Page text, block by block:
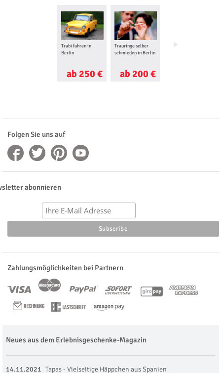
Trabi fahren in
Berlin
ab 250 €
Trauringe selber
schmieden in Berlin
ab 200 €
Geländewagen
Folgen Sie uns auf
abonnieren
Zahlungsmöglichkeiten bei Partnern
Neues aus dem Erlebnisgeschenke-Magazin
14.11.2021 Tapas - Vielseitige Häppchen aus Spanien